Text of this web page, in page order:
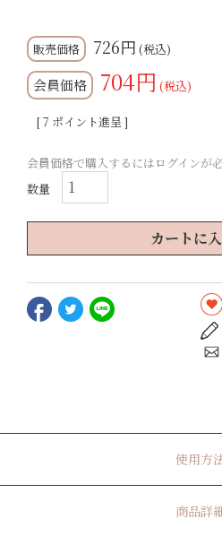
726 税込
会員価格 704 税込
[7 ポイント進呈 ]
会員価格で購入するにはログインが必
カートに
使用方
商品詳